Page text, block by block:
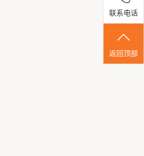
联系电话
返回顶部